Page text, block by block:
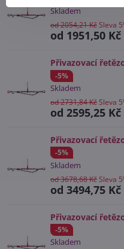
Skladem
od 1951,50 Kč
od 2054,21 KčSleva
Přivazovací
-5%
Skladem
od 2595,25 Kč
od 2731,84 KčSleva
Přivazovací
-5%
Skladem
od 3494,75 Kč
od 3678,68 KčSleva
Přivazovací
-5%
Skladem